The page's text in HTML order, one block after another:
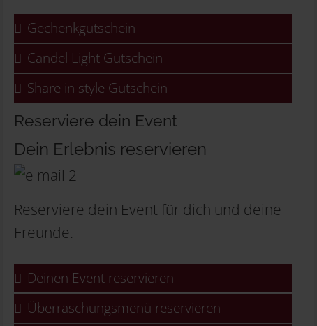
Gechenkgutschein
Candel Light Gutschein
Share in style Gutschein
Reserviere dein Event
Dein Erlebnis reservieren
Reserviere dein Event für dich und deine
Freunde.
Deinen Event reservieren
Überraschungsmenü reservieren